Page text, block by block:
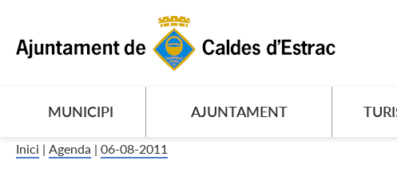
MUNICIPI AJUNTAMENT
Inici | Agenda | 06-08-2011